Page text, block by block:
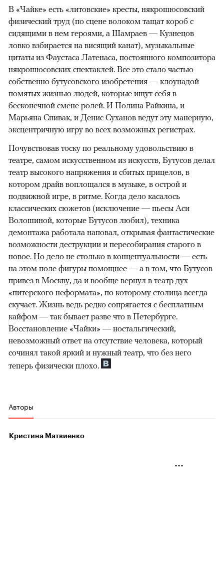
В «Чайке» есть «литовские» кресты, някрошюсовский
физический труд (по сцене волоком тащат короб с
сидящими в нем героями, а Шамраев — Кузнецов
ловко взбирается на висящий канат), музыкальные
цитаты из Фаустаса Латенаса, постоянного композитора
някрошюсовских спектаклей. Все это стало частью
собственно бутусовского изобретения — клоунадой
помятых жизнью людей, которые ищут себя в
бесконечной смене ролей. И Полина Райкина, и
Марьяна Спивак, и Денис Суханов ведут эту манерную,
эксцентричную игру во всех возможных регистрах.
Почувствовав тоску по реальному удовольствию в
театре, самом искусственном из искусств, Бутусов делал
театр высокого напряжения и сбитых прицелов, в
котором драйв воплощался в музыке, в острой и
подвижной игре, в ритме. Когда дело касалось
классических сюжетов (исключение — пьесы Аси
Волошиной, которые Бутусов любил), техника
демонтажа работала наповал, открывая фантастические
возможности деструкции и пересобирания старого в
новое. Но дело не столько в концептуальности — есть
на этом поле фигуры помощнее — а в том, что Бутусов
привез в Москву, да и вообще вернул в театр дух
«питерского неформата», по которому столица всегда
скучает. Жизнь ведь редко сопрягается с бесплатным
кайфом — так бывает разве что в Петербурге.
Восстановление «Чайки» — ностальгический,
невозможный ответ на отсутствие человека, который
сочинял такой яркий и нужный театр, что без него
теперь физически плохо.
Авторы
Кристина Матвиенко